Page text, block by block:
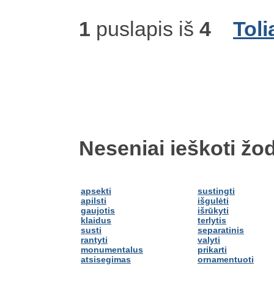
1 puslapis iš 4
Neseniai ieškoti
apsekti
apilsti
gaujotis
klaidus
susti
rantyti
monumentalus
atsisegimas
sustingti
išgulėti
išrūkyti
terlytis
separatinis
valyti
prikarti
ornamentuoti